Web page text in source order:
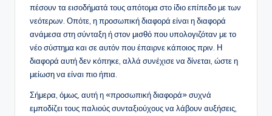
πέσουν τα εισοδήματά τους απότομα στο ίδιο επίπεδο με των
νεότερων. Οπότε, η προσωπική διαφορά είναι η διαφορά
ανάμεσα στη σύνταξη ή στον μισθό που υπολογιζόταν με το
νέο σύστημα και σε αυτόν που έπαιρνε κάποιος πριν. Η
διαφορά αυτή δεν κόπηκε, αλλά συνέχισε να δίνεται, ώστε η
μείωση να είναι πιο ήπια.
Σήμερα, όμως, αυτή η «προσωπική διαφορά» συχνά
εμποδίζει τους παλιούς συνταξιούχους να λάβουν αυξήσεις,